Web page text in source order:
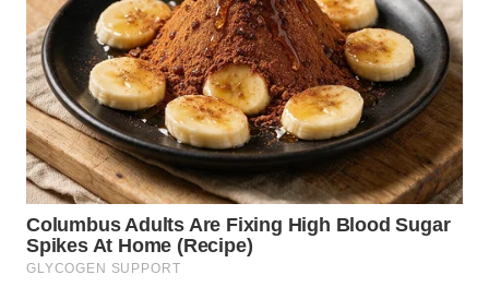
TAPANULI
SELATAN
WN
TANJUNG
LESUNG
WN
KARO
WN